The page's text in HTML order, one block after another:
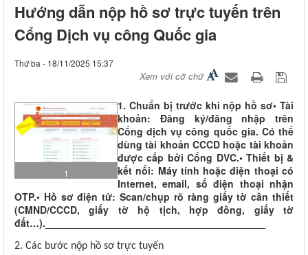
Hướng dẫn nộp hồ sơ trực tuyến trên
Cổng Dịch vụ công Quốc gia
Thứ ba - 18/11/2025 15:37
Xem với cỡ chữ
1
1. Chuẩn bị trước khi nộp hồ sơ• Tài
khoản: Đăng ký/đăng nhập trên
Cổng dịch vụ công quốc gia. Có thể
dùng tài khoản CCCD hoặc tài khoản
được cấp bởi Cổng DVC.• Thiết bị &
kết nối: Máy tính hoặc điện thoại có
Internet, email, số điện thoại nhận
OTP.• Hồ sơ điện tử: Scan/chụp rõ ràng giấy tờ cần thiết
(CMND/CCCD, giấy tờ hộ tịch, hợp đồng, giấy tờ
đất…).________________________________________
2. Các bước nộp hồ sơ trực tuyến